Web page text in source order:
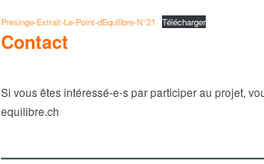
Presinge-Extrait-Le-Point-dEquilibre-N°21 Télécharger
Contact
Si vous êtes intéressé-e-s par participer au projet,
equilibre.ch